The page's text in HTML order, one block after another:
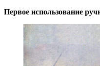
Первое использование